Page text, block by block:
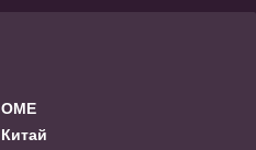
OME
Китай